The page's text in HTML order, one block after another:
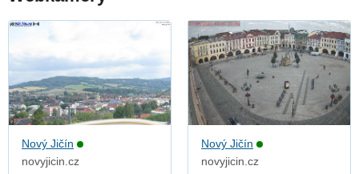
Nový Jičín
novyjicin.cz
Nový Jičín
novyjicin.cz